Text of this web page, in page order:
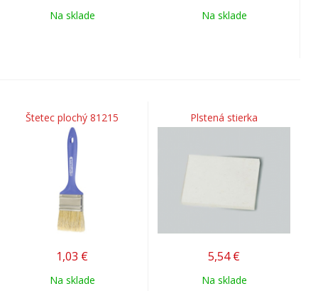
Na sklade Na sklade
Štetec plochý 81215
1,03 €
Na sklade
Plstená stierka
5,54 €
Na sklade